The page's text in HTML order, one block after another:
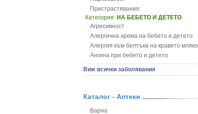
Пристрастявания
Категория: НА БЕБЕТО И ДЕТЕТО
Агресивност
Алергична хрема на бебето и детето
Алергия към белтъка на кравето мляко
Ангина при бебето и детето
Анемия при бебето и детето
Апетит - пълни деца
Безапетитие при бебето и детето
Виж всички заболявания
Каталог - Аптеки
Варна